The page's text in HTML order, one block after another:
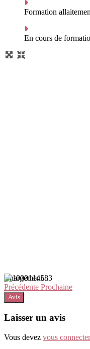
Formation
En cours de
Chargement...
Précédente Prochaine
Avis
Laisser un avis
Vous devez vous connecter